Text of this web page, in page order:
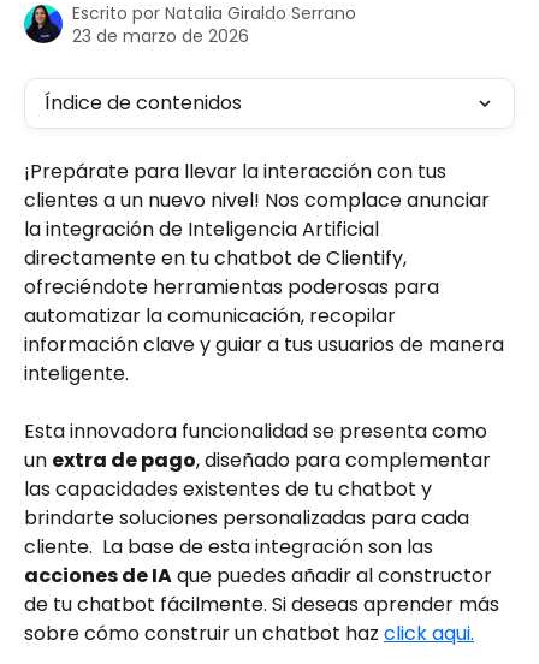
Escrito por Natalia Giraldo Serrano
23 de marzo de 2026
Índice de contenidos
¡Prepárate para llevar la interacción con tus
clientes a un nuevo nivel! Nos complace anunciar
la integración de Inteligencia Artificial
directamente en tu chatbot de Clientify,
ofreciéndote herramientas poderosas para
automatizar la comunicación, recopilar
información clave y guiar a tus usuarios de manera
inteligente.
Esta innovadora funcionalidad se presenta como
un extra de pago, diseñado para complementar
las capacidades existentes de tu chatbot y
brindarte soluciones personalizadas para cada
cliente.  La base de esta integración son las
acciones de IA que puedes añadir al constructor
de tu chatbot fácilmente. Si deseas aprender más
sobre cómo construir un chatbot haz click aqui.